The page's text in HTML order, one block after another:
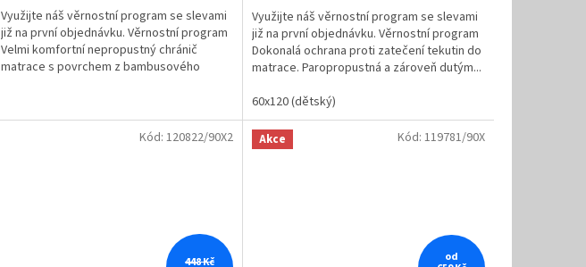
Využijte náš věrnostní program se slevami
již na první objednávku. Věrnostní program
Velmi komfortní nepropustný chránič
matrace s povrchem z bambusového
Využijte náš věrnostní program se slevami
již na první objednávku. Věrnostní program
Dokonalá ochrana proti zatečení tekutin do
matrace. Paropropustná a zároveň dutým...
60x120 (dětský)
448 Kč
Kód: 120822/90X2 Akce
od
Kód: 119781/90X